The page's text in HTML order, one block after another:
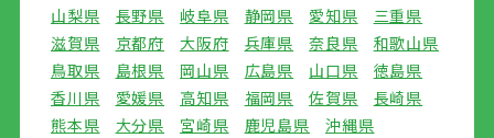
山梨県
長野県 岐阜県 静岡県 愛知県
三重県
滋賀県
京都府 大阪府 兵庫県 奈良県
和歌山県
鳥取県
島根県 岡山県 広島県 山口県
徳島県
香川県
愛媛県 高知県 福岡県 佐賀県
長崎県
熊本県
大分県 宮崎県 鹿児島県 沖縄県